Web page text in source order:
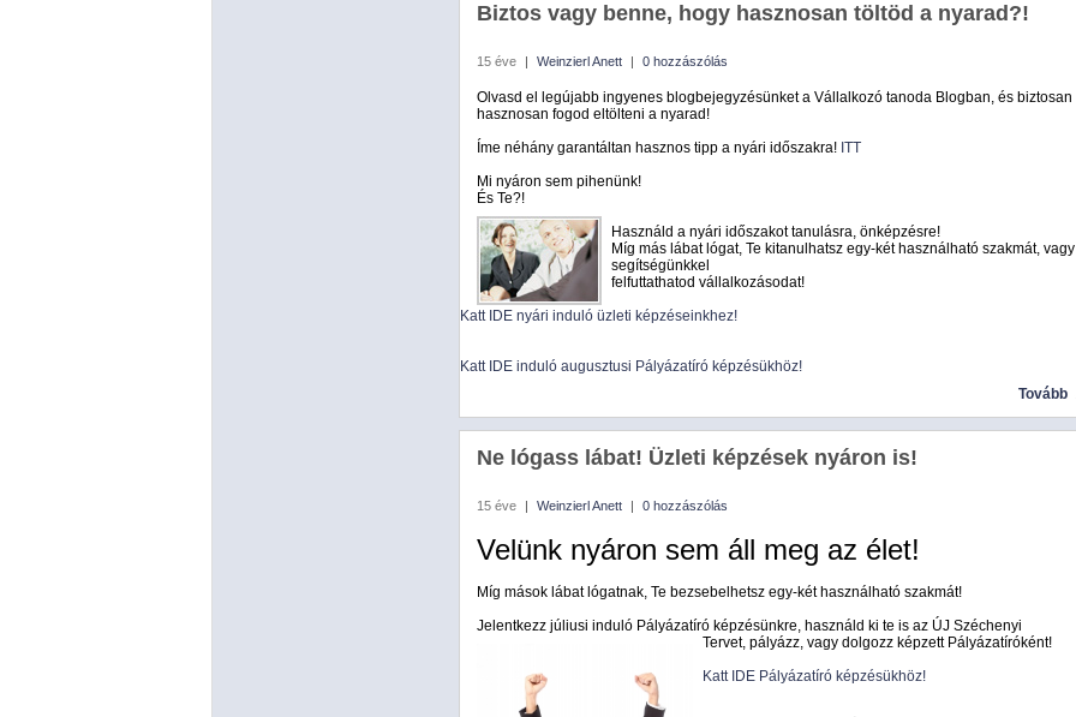
Biztos vagy benne, hogy hasznosan töltöd a nyarad?!
15 éve | Weinzierl Anett | 0 hozzászólás
Olvasd el legújabb ingyenes blogbejegyzésünket a Vállalkozó tanoda Blogban, és biztosan
hasznosan fogod eltölteni a nyarad!
Íme néhány garantáltan hasznos tipp a nyári időszakra! ITT
Mi nyáron sem pihenünk!
És Te?!
Használd a nyári időszakot tanulásra, önképzésre!
Míg más lábat lógat, Te kitanulhatsz egy-két használható szakmát, vagy
segítségünkkel
felfuttathatod vállalkozásodat!
Katt IDE nyári induló üzleti képzéseinkhez!
Katt IDE induló augusztusi Pályázatíró képzésükhöz!
Tovább
Ne lógass lábat! Üzleti képzések nyáron is!
15 éve | Weinzierl Anett | 0 hozzászólás
Velünk nyáron sem áll meg az élet!
Míg mások lábat lógatnak, Te bezsebelhetsz egy-két használható szakmát!
Jelentkezz júliusi induló Pályázatíró képzésünkre, használd ki te is az ÚJ Széchenyi
Tervet, pályázz, vagy dolgozz képzett Pályázatíróként!
Katt IDE Pályázatíró képzésükhöz!